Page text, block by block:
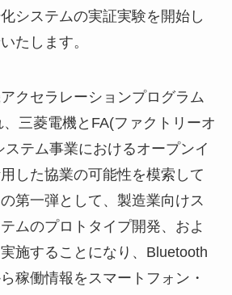
システムの実証実験を開始し
たします。
クセラレーションプログラム
三菱電機とFA(ファクトリーオ
テム事業におけるオープンイ
した協業の可能性を模索して
第一弾として、製造業向けス
ムのプロトタイプ開発、およ
施することになり、Bluetooth
稼働情報をスマートフォン・